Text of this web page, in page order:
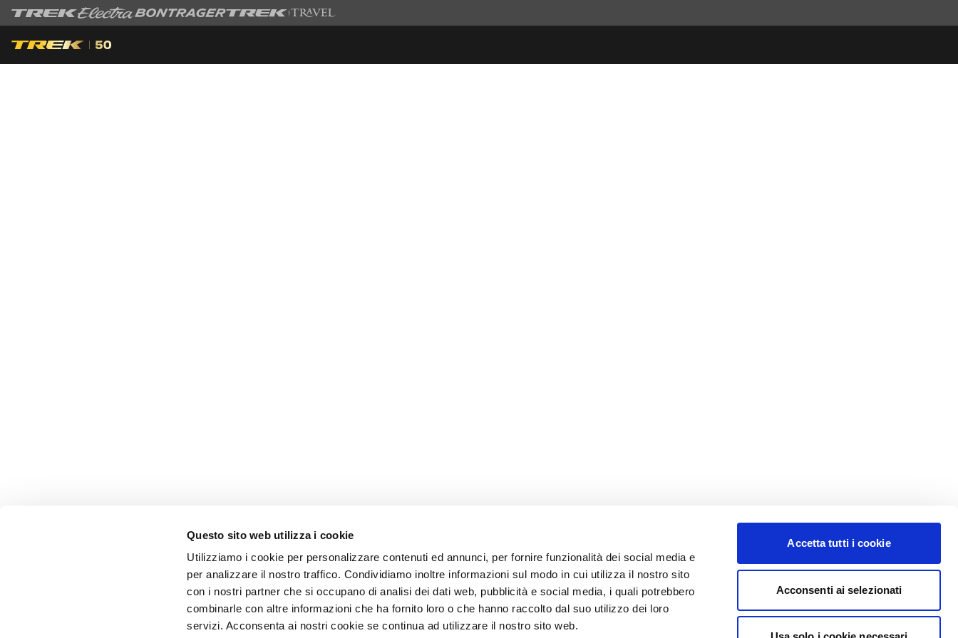
Questo sito web utilizza i cookie
Utilizziamo i cookie per personalizzare contenuti ed annunci, per fornire funzionalità dei social media e
per analizzare il nostro traffico. Condividiamo inoltre informazioni sul modo in cui utilizza il nostro sito
con i nostri partner che si occupano di analisi dei dati web, pubblicità e social media, i quali potrebbero
combinarle con altre informazioni che ha fornito loro o che hanno raccolto dal suo utilizzo dei loro
servizi. Acconsenta ai nostri cookie se continua ad utilizzare il nostro sito web.
Accetta tutti i cookie
Acconsenti ai selezionati